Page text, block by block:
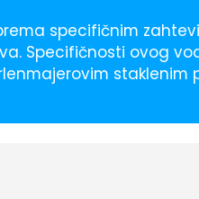
specifičnim
Specifičnosti ovog
staklenim